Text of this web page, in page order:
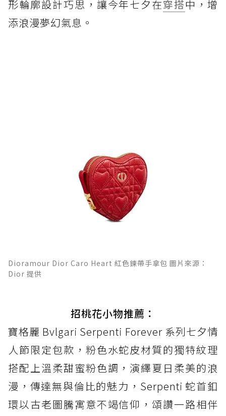
形輪廓設計巧思，讓今年七夕在穿搭中，增
添浪漫夢幻氣息。
Dioramour Dior Caro Heart 紅色鍊帶手拿包 圖片來源：
Dior 提供
招桃花小物推薦：
寶格麗 Bvlgari Serpenti Forever 系列七夕情
人節限定包款，粉色水蛇皮材質的獨特紋理
搭配上溫柔甜蜜粉色調，演繹夏日柔美的浪
漫，傳達無與倫比的魅力，Serpenti 蛇首釦
環以古老圖騰寓意不竭信仰，頌讚一路相伴